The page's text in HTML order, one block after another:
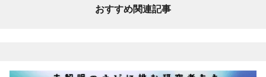
おすすめ関連記事